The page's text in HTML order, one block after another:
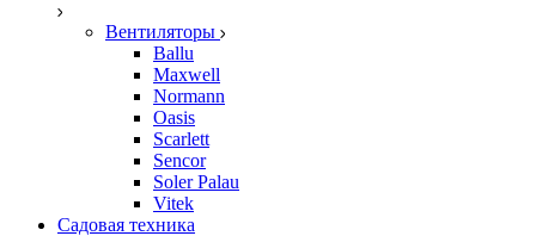
Вентиляторы
Ballu
Maxwell
Normann
Oasis
Scarlett
Sencor
Soler Palau
Vitek
Садовая техника